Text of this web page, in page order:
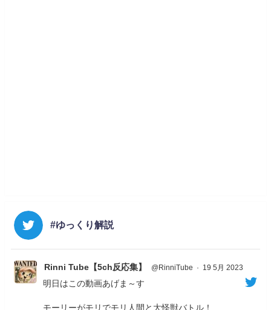
#ゆっくり解説
Rinni Tube【5ch反応集】 @RinniTube · 19 5月 2023
明日はこの動画あげま～す
モーリーがモリでモリ人間と大怪獣バトル！